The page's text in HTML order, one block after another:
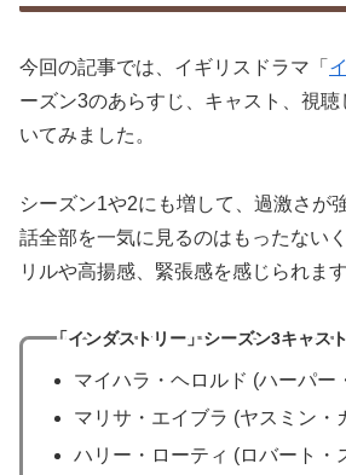
今回の記事では、イギリスドラマ「
ーズン3のあらすじ、キャスト、視
いてみました。
シーズン1や2にも増して、過激さが
話全部を一気に見るのはもったない
リルや高揚感、緊張感を感じられます
「インダストリー」シーズン3キャス
マイハラ・ヘロルド (ハーパー
マリサ・エイブラ (ヤスミン・
ハリー・ローティ (ロバート・